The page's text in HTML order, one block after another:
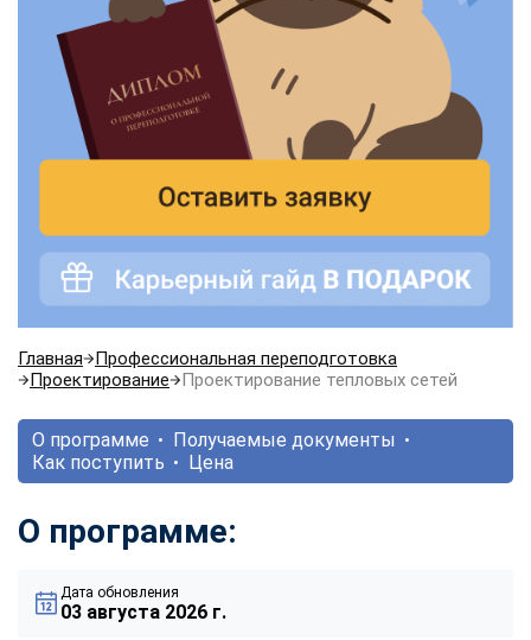
Главная
Профессиональная переподготовка
Проектирование
Проектирование тепловых сетей
О программе
Получаемые документы
Как поступить
Цена
О программе:
Дата обновления
03 августа 2026 г.